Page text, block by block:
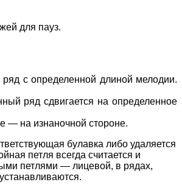
для пауз.
с определенной длиной мелодии.
ряд сдвигается на определенное
— на изнаночной стороне.
булавка либо удаляется
петля всегда считается и
петлями — лицевой, в рядах,